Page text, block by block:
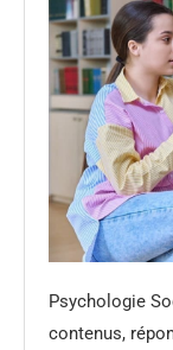
Psychologie
contenus,